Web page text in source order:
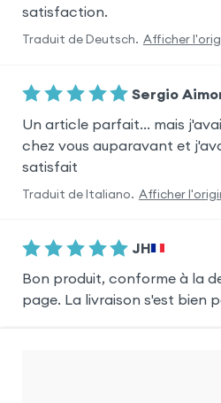
satisfaction.
Traduit deDeutsch. Afficher
Sergio
Un article parfait… mais
chez vous auparavant et
satisfait
Traduit deItaliano. Afficher
JH
Bon produit, conforme à la
page. La livraison s'est bien